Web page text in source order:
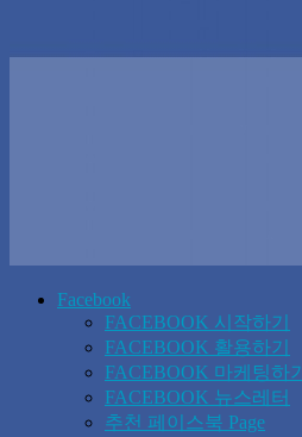
Facebook
FACEBOOK 시작하기
FACEBOOK 활용하기
FACEBOOK 마케팅하기
FACEBOOK 뉴스레터
추천 페이스북 Page